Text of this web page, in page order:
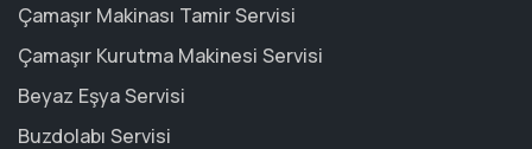
Çamaşır Makinası Tamir Servisi
Çamaşır Kurutma Makinesi Servisi
Beyaz Eşya Servisi
Buzdolabı Servisi